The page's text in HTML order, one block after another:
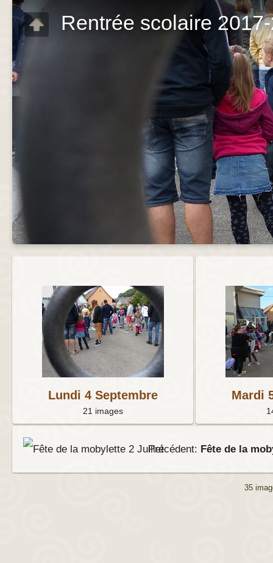
Rentrée scolaire
Lundi 4 Septembre
21 images
Mardi
Précédent: Fête de la
35